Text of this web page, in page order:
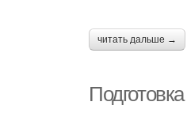
читать дальше →